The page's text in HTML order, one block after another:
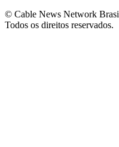
© Cable News Network
Todos os direitos reservados.